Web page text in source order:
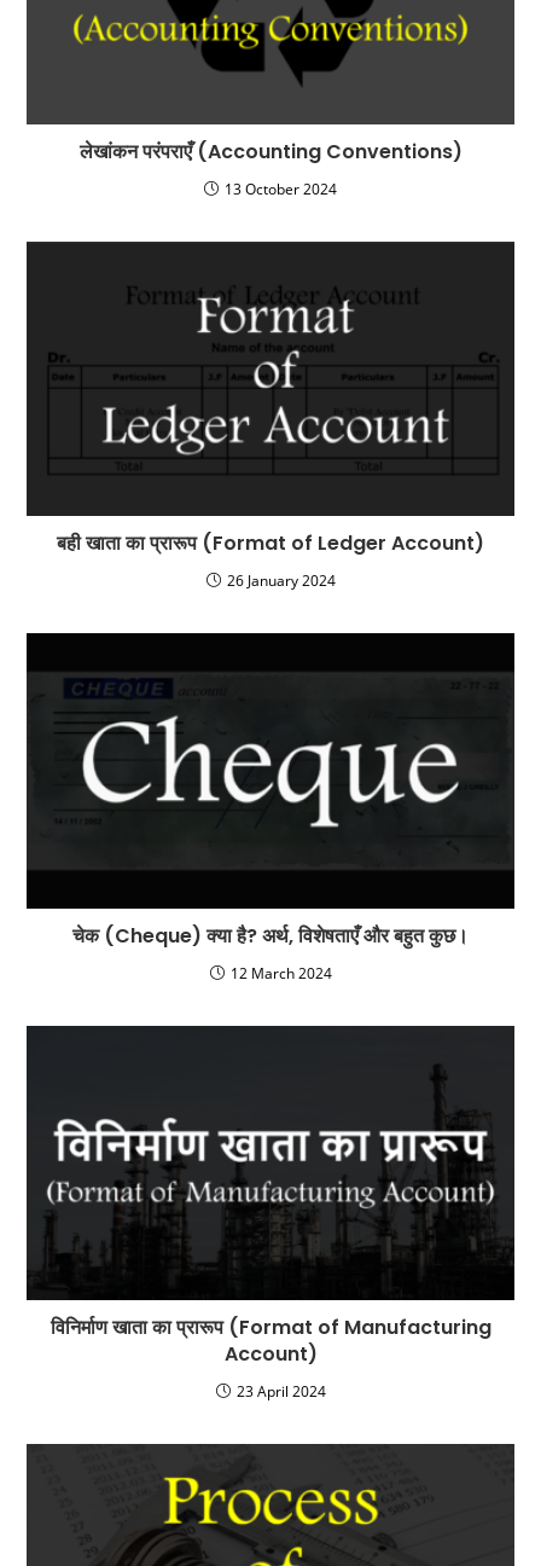
लेखांकन परंपराएँ (Accounting Conventions)
13 October 2024
बही खाता का प्रारूप (Format of Ledger Account)
26 January 2024
चेक (Cheque) क्या है? अर्थ, विशेषताएँ और बहुत कुछ।
12 March 2024
विनिर्माण खाता का प्रारूप (Format of Manufacturing
Account)
23 April 2024